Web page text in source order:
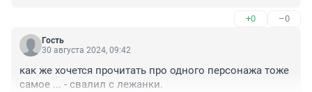
+0 –0
Гость
30 августа 2024, 09:42
как же хочется прочитать про одного персонажа тоже
самое ... - свалил с лежанки.